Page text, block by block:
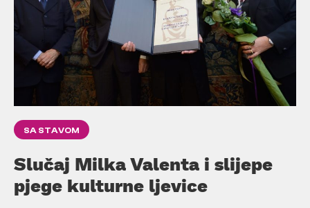
SA STAVOM
Slučaj Milka Valenta i slijepe
pjege kulturne ljevice